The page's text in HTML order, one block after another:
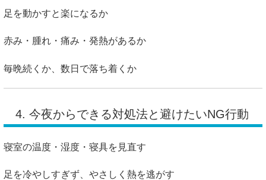
足を動かすと楽になるか
赤み・腫れ・痛み・発熱があるか
毎晩続くか、数日で落ち着くか
4. 今夜からできる対処法と避けたいNG行動
寝室の温度・湿度・寝具を見直す
足を冷やしすぎず、やさしく熱を逃がす